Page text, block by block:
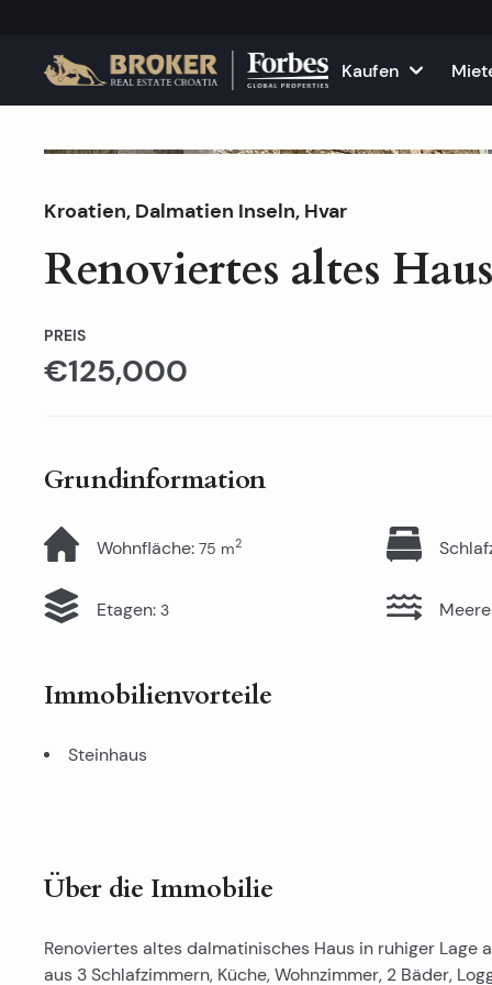
Kaufen
Häuser und Villen
Wohnungen
Grundstücke
Alle
Häuser und
Kroatien, Dalmatien Inseln, Hvar
Renoviertes altes
PREIS
€125,000
Grundinformation
Wohnfläche: 75 m2
Etagen: 3
Immobilienvorteile
Steinhaus
Über die Immobilie
Renoviertes altes dalmatinisches Haus in ruhiger Lage
aus 3 Schlafzimmern, Küche, Wohnzimmer, 2 Bäder,